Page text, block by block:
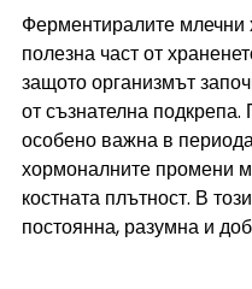
Ферментиралите млечни
полезна част от
защото организмът
от съзнателна
особено важна в
хормоналните промени
костната плътност. В
постоянна, разумна и